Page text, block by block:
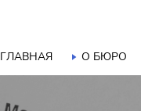
ГЛАВНАЯ О БЮРО